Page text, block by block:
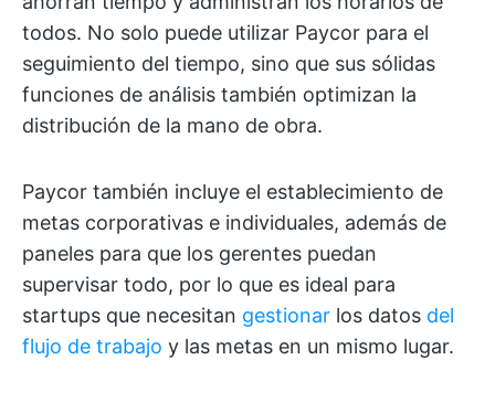
todos. No solo puede utilizar Paycor para el
seguimiento del tiempo, sino que sus sólidas
funciones de análisis también optimizan la
distribución de la mano de obra.
Paycor también incluye el establecimiento de
metas corporativas e individuales, además de
paneles para que los gerentes puedan
supervisar todo, por lo que es ideal para
startups que necesitan gestionar los datos del
flujo de trabajo y las metas en un mismo lugar.